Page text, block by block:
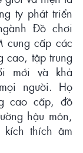
ty phát triển
Đồ chơi
cung cấp các
cao, tập trung
mới và khả
người. Họ
cao cấp, đồ
hậu môn,
kích thích âm